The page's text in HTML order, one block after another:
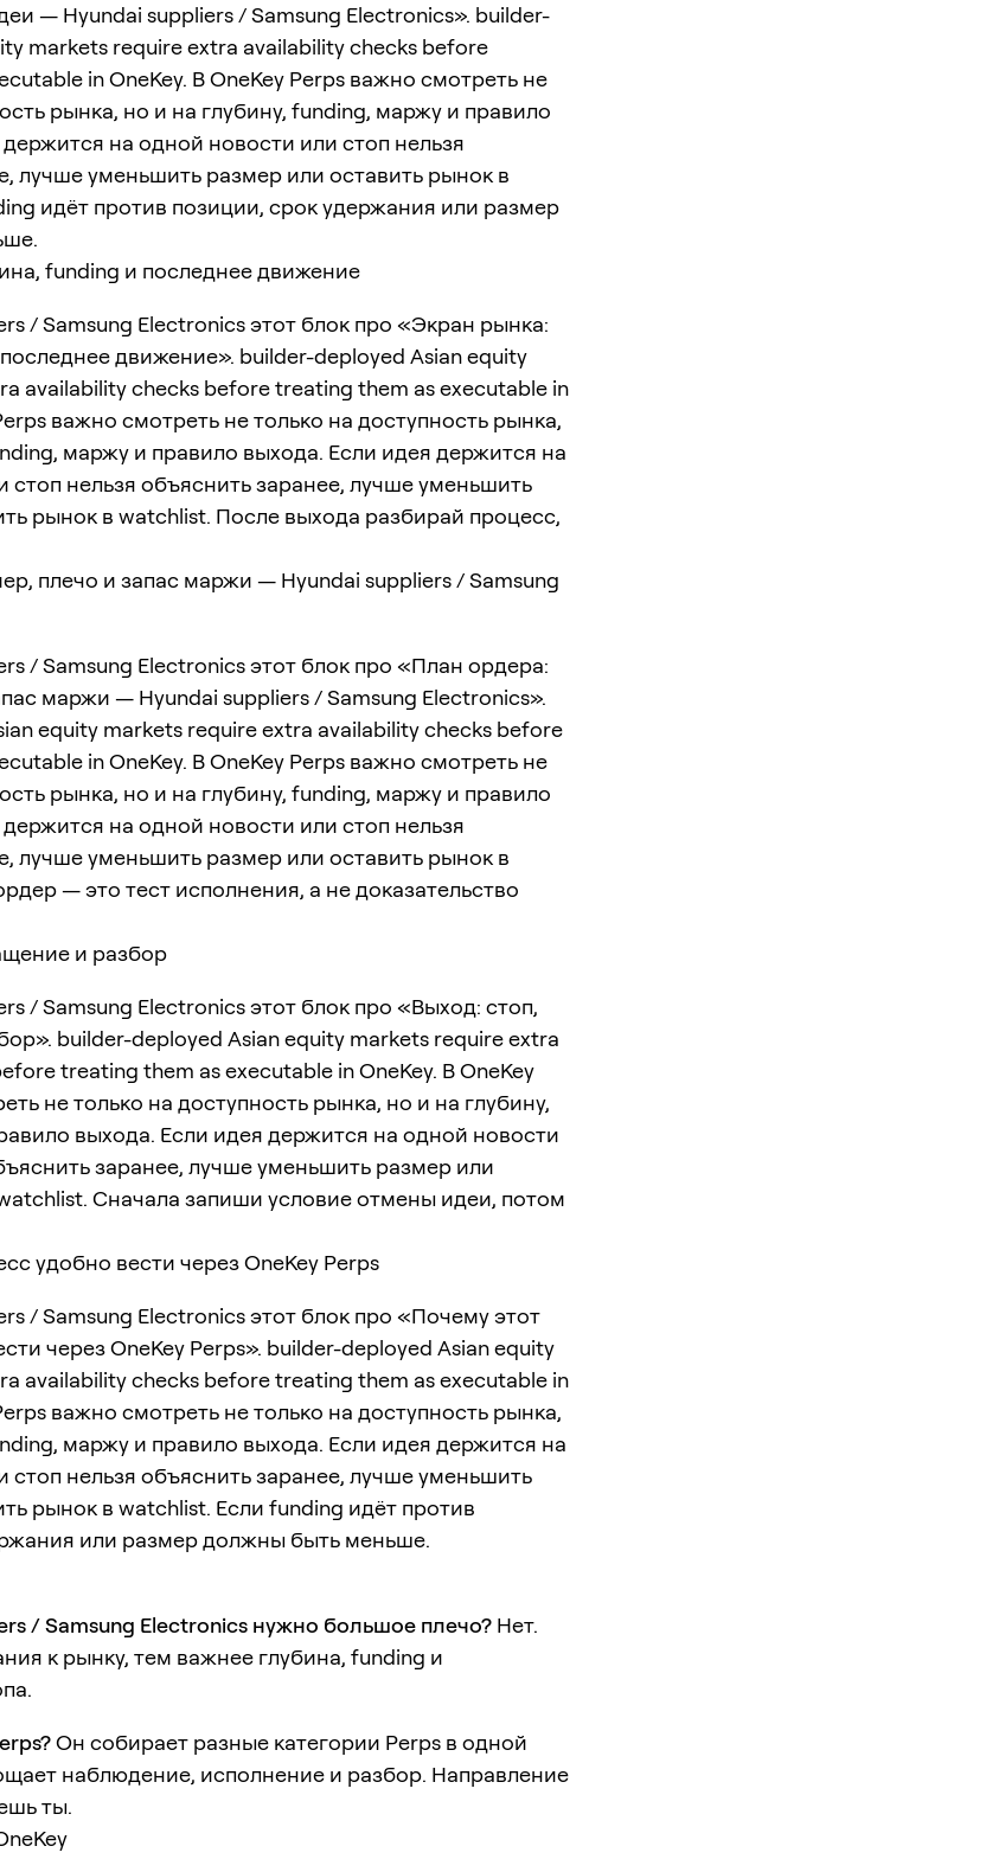
— Hyundai suppliers / Samsung Electronics». builder-
markets require extra availability checks before
in OneKey. В OneKey Perps важно смотреть не
рынка, но и на глубину, funding, маржу и правило
на одной новости или стоп нельзя
лучше уменьшить размер или оставить рынок в
идёт против позиции, срок удержания или размер
funding и последнее движение
/ Samsung Electronics этот блок про «Экран рынка:
движение». builder-deployed Asian equity
availability checks before treating them as executable in
важно смотреть не только на доступность рынка,
маржу и правило выхода. Если идея держится на
стоп нельзя объяснить заранее, лучше уменьшить
рынок в watchlist. После выхода разбирай процесс,
плечо и запас маржи — Hyundai suppliers / Samsung
/ Samsung Electronics этот блок про «План ордера:
маржи — Hyundai suppliers / Samsung Electronics».
equity markets require extra availability checks before
in OneKey. В OneKey Perps важно смотреть не
рынка, но и на глубину, funding, маржу и правило
на одной новости или стоп нельзя
лучше уменьшить размер или оставить рынок в
— это тест исполнения, а не доказательство
и разбор
/ Samsung Electronics этот блок про «Выход: стоп,
builder-deployed Asian equity markets require extra
treating them as executable in OneKey. В OneKey
не только на доступность рынка, но и на глубину,
выхода. Если идея держится на одной новости
заранее, лучше уменьшить размер или
Сначала запиши условие отмены идеи, потом
удобно вести через OneKey Perps
/ Samsung Electronics этот блок про «Почему этот
через OneKey Perps». builder-deployed Asian equity
availability checks before treating them as executable in
важно смотреть не только на доступность рынка,
маржу и правило выхода. Если идея держится на
стоп нельзя объяснить заранее, лучше уменьшить
рынок в watchlist. Если funding идёт против
или размер должны быть меньше.
/ Samsung Electronics нужно большое плечо? Нет.
к рынку, тем важнее глубина, funding и
Он собирает разные категории Perps в одной
наблюдение, исполнение и разбор. Направление
ты.